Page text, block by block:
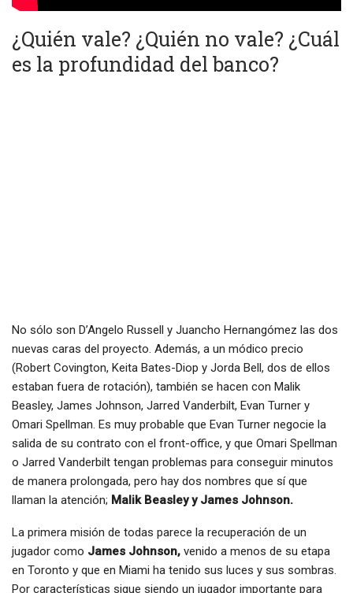
¿Quién vale? ¿Quién no vale? ¿Cuál
es la profundidad del banco?
No sólo son D’Angelo Russell y Juancho Hernangómez las dos
nuevas caras del proyecto. Además, a un módico precio
(Robert Covington, Keita Bates-Diop y Jorda Bell, dos de ellos
estaban fuera de rotación), también se hacen con Malik
Beasley, James Johnson, Jarred Vanderbilt, Evan Turner y
Omari Spellman. Es muy probable que Evan Turner negocie la
salida de su contrato con el front-office, y que Omari Spellman
o Jarred Vanderbilt tengan problemas para conseguir minutos
de manera prolongada, pero hay dos nombres que sí que
llaman la atención; Malik Beasley y James Johnson.
La primera misión de todas parece la recuperación de un
jugador como James Johnson, venido a menos de su etapa
en Toronto y que en Miami ha tenido sus luces y sus sombras.
Por características sigue siendo un jugador importante para